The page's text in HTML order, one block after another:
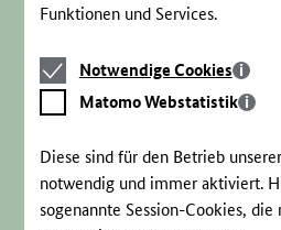
Funktionen und Services.
Notwendige
Cookies
Notwendige Cookies
Matomo
Webstatistik
Matomo Webstatistik
Diese sind für den Betrieb
notwendig und immer aktiviert.
sogenannte Session-Cookies, die